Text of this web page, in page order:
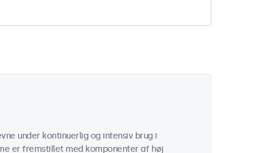
under kontinuerlig og intensiv brug i
er fremstillet med komponenter af høj